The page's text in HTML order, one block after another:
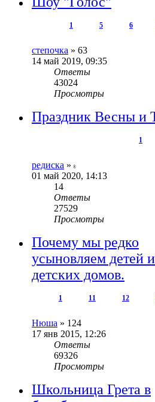
1 5 6
степочка »
14 май 2019, 09:35
63
Ответы
43024
Просмотры
Праздник Весны и
1
редиска »
01 май 2020, 14:13
14
Ответы
27529
Просмотры
Почему мы редко
усыновляем детей
детских домов.
1 11 12
Нюша »
17 янв 2015, 12:26
124
Ответы
69326
Просмотры
Школьница Грета в